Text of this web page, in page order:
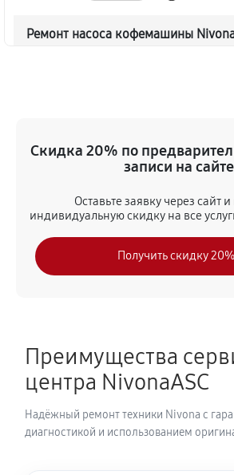
Ремонт насоса кофемашины
760 руб 45 минут
Чистка от кофейных масел
Замена модуля управления
NICR 960
880 руб 40 минут
Ремонт гидросистемы
CafeRomatica NICR 960
Скидка 20% по
записи на сайте
Оставьте заявку через сайт
индивидуальную скидку на все
Получить скидку 20%
Преимущества
центра NivonaASC
Надёжный ремонт техники Nivona с
диагностикой и использованием